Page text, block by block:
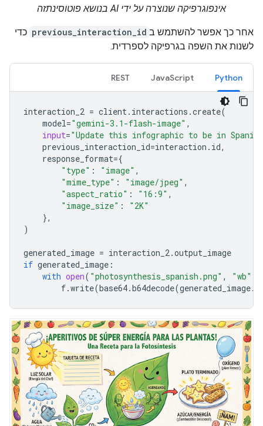
אינפוגרפיקה שנוצרה על ידי AI בנושא פוטוסינתזה
אחר כך אפשר להשתמש ב previous_interaction_id כדי
לשנות את השפה בגרפיקה לספרדית.
Python
JavaScript
REST
interaction_2 = client. interactions .create(
model="gemini-3.1-flash-image" ,
input="Update this infographic to be in
previous_interaction_id=interaction . id,
response_format={
"type" : "image" ,
"mime_type" : "image/jpeg" ,
"aspect_ratio" : "16:9" ,
"image_size" :
"2K"
},
)
generated_image = interaction_2.output_image
if generated_image :
with open( "photosynthesis_spanish.png" , "wb"
f.write(base64.b64decode(generated_image.